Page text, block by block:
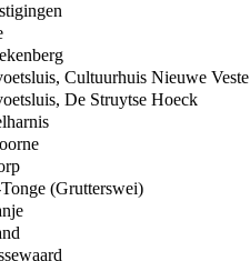
Cultuurhuis Nieuwe Veste
De Struytse Hoeck
(Grutterswei)